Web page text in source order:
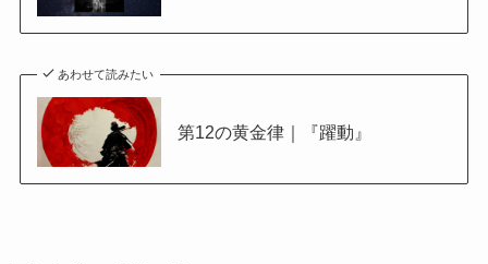
あわせて読みたい
第12の黄金律｜『躍動』